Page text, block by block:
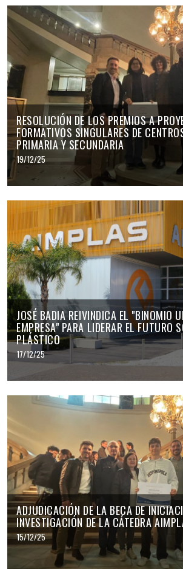
RESOLUCIÓN DE LOS PREMIOS A
FORMATIVOS SINGULARES DE
PRIMARIA Y SECUNDARIA
19/12/25
JOSÉ BADIA REIVINDICA EL "BINOMIO
EMPRESA" PARA LIDERAR EL FUTURO
PLÁSTICO
17/12/25
ADJUDICACIÓN DE LA BECA DE
INVESTIGACIÓN DE LA CÁTEDRA
15/12/25